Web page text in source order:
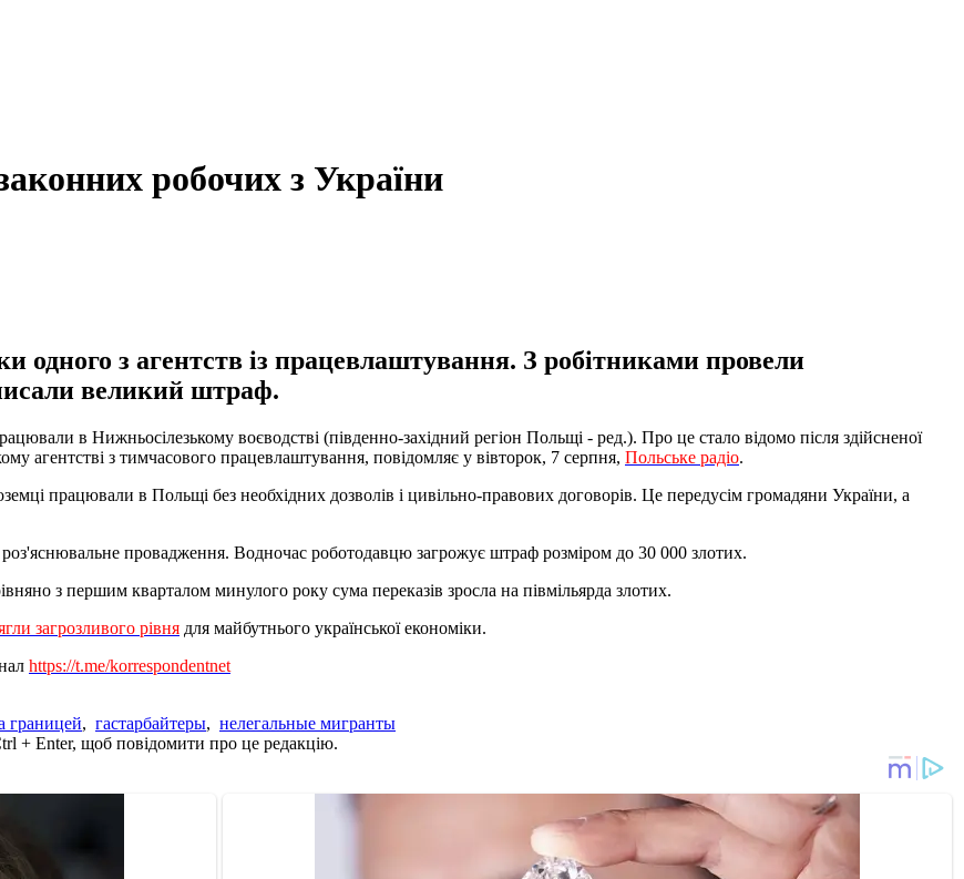
робочих з України
одного з агентств із працевлаштування. З робітниками провели
великий штраф.
в Нижньосілезькому воєводстві (південно-західний регіон Польщі - ред.). Про це стало відомо після здійсненої
агентстві з тимчасового працевлаштування, повідомляє у вівторок, 7 серпня, Польське радіо.
працювали в Польщі без необхідних дозволів і цивільно-правових договорів. Це передусім громадяни України, а
провадження. Водночас роботодавцю загрожує штраф розміром до 30 000 злотих.
з першим кварталом минулого року сума переказів зросла на півмільярда злотих.
загрозливого рівня для майбутнього української економіки.
https://t.me/korrespondentnet
границей, гастарбайтеры, нелегальные мигранты
+ Enter, щоб повідомити про це редакцію.